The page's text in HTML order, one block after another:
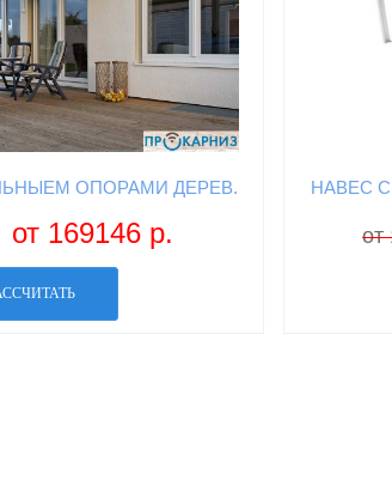
ОПОРАМИ ДЕРЕВ.
от 169146 р.
НАВЕС
от